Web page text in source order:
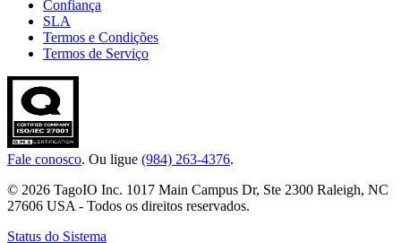
Confiança
SLA
Termos e Condições
Termos de Serviço
Fale conosco. Ou ligue (984) 263-4376.
© 2026 TagoIO Inc. 1017 Main Campus Dr, Ste 2300 Raleigh, NC
27606 USA - Todos os direitos reservados.
Status do Sistema